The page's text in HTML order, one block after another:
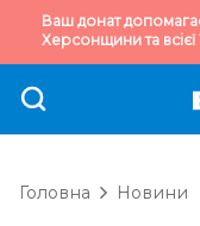
Ваш донат
Херсонщини та всієї
Головна Новини